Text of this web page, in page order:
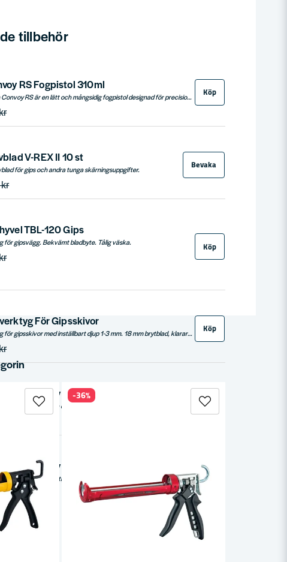
tillbehör
RS Fogpistol 310ml
Tajima fogspruta Convoy RS är en lätt och mångsidig fogpistol designad för precision och användarvänlighet. Med en vikt på endast 750 gram och ställbar utväxling på 8:1 / 16:1, är den idealisk för användning med 310 ml patroner. Den unika funktionen med automatiskt flödesstopp gör den perfekt för professionella och hemmabrukare som söker en pålitlig och effektiv lösning för fogarbeten. Köp
V-REX II 10 st
för gips och andra tunga skärningsuppgifter. Bevaka
TBL-120 Gips
för gipsvägg. Bekvämt bladbyte. Tålig väska. Köp
För Gipsskivor
Tajima fasverktyg för gipsskivor med inställbart djup 1-3 mm. 18 mm brytblad, klarar tjocklek 15 mm. Köp
Convoy Just
Köp
Convoy Super 26
Tajima Convoy Super är en extra kraftig fogpistol som kombinerar hög prestanda med användarvänlighet. Med en utväxling på 1:26, erbjuder den optimal kraft för effektiv fogning. Dess ergonomiska handtag ger ett skönt grepp och minimerar trötthet vid längre användning. Inkluderar en rensnål för enkel underhåll och rengöring, vilket gör den till ett idealiskt verktyg för alla fogprojekt. Köp
-36%